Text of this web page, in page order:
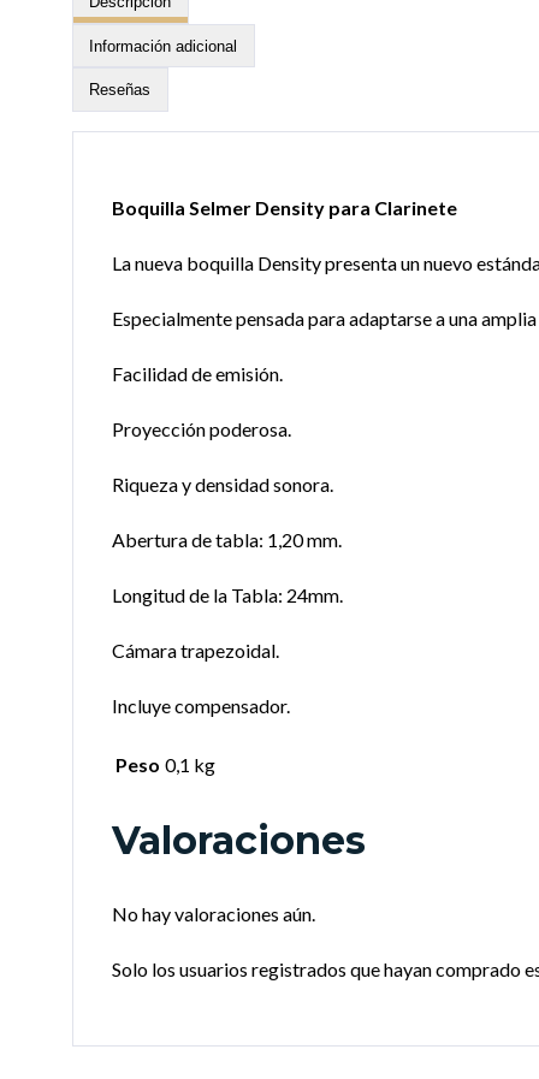
Información adicional
Reseñas
Boquilla Selmer Density para Clarinete
La nueva boquilla Density presenta un nuevo
Especialmente pensada para adaptarse a una
Facilidad de emisión.
Proyección poderosa.
Riqueza y densidad sonora.
Abertura de tabla: 1,20 mm.
Longitud de la Tabla: 24mm.
Cámara trapezoidal.
Incluye compensador.
Peso 0,1 kg
Valoraciones
No hay valoraciones aún.
Solo los usuarios registrados que hayan comprado